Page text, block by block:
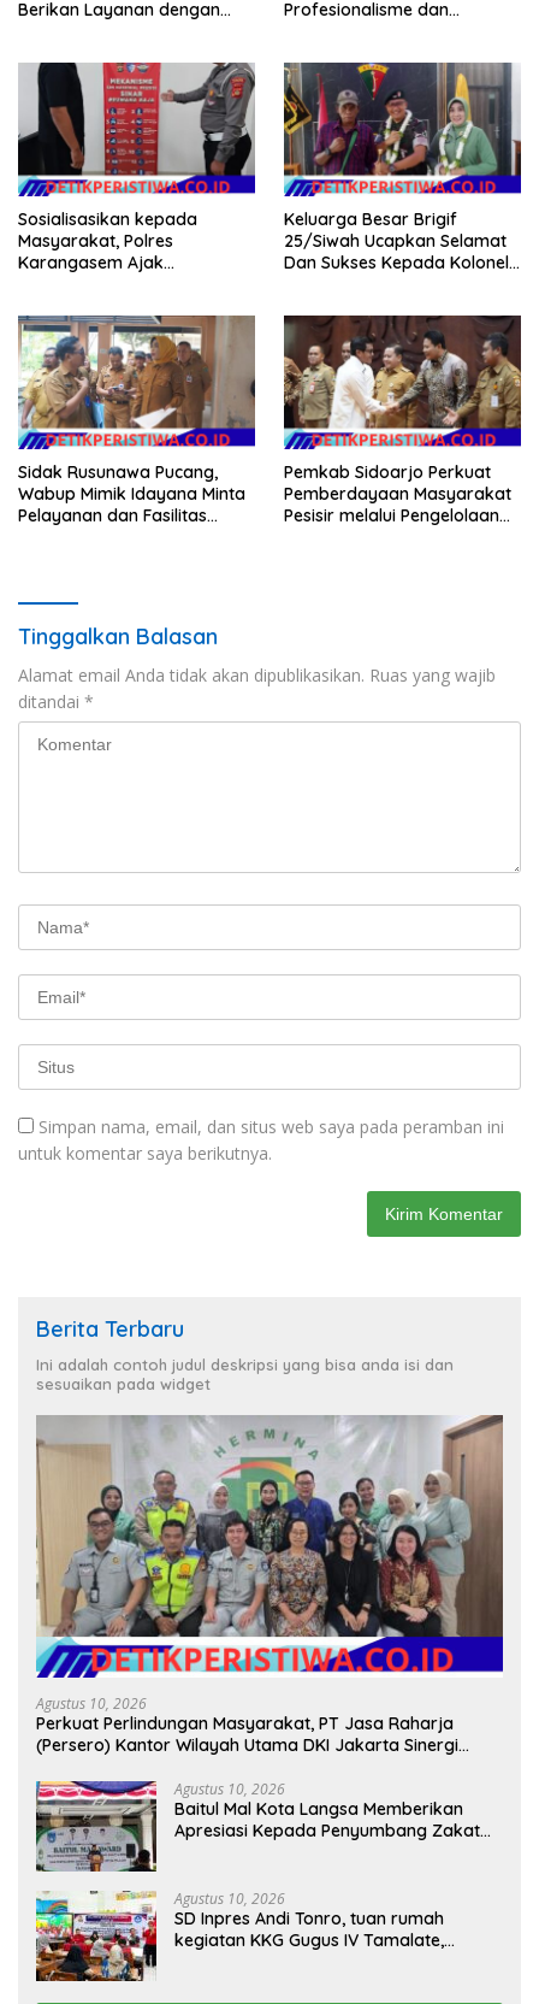
Berikan Layanan dengan
Profesionalisme dan
Sosialisasikan kepada
Masyarakat, Polres
Karangasem Ajak
Keluarga Besar Brigif
25/Siwah Ucapkan Selamat
Dan Sukses Kepada Kolonel
Sidak Rusunawa Pucang,
Wabup Mimik Idayana Minta
Pelayanan dan Fasilitas
Pemkab Sidoarjo Perkuat
Pemberdayaan Masyarakat
Pesisir melalui Pengelolaan
Tinggalkan Balasan
Alamat email Anda tidak akan dipublikasikan. Ruas yang wajib
ditandai *
Simpan nama, email, dan situs web saya pada peramban ini
untuk komentar saya berikutnya.
Berita Terbaru
Ini adalah contoh judul deskripsi yang bisa anda isi dan
sesuaikan pada widget
Agustus 10, 2026
Perkuat Perlindungan Masyarakat, PT Jasa Raharja
(Persero) Kantor Wilayah Utama DKI Jakarta Sinergi
Agustus 10, 2026
Baitul Mal Kota Langsa Memberikan
Apresiasi Kepada Penyumbang Zakat
Agustus 10, 2026
SD Inpres Andi Tonro, tuan rumah
kegiatan KKG Gugus IV Tamalate,